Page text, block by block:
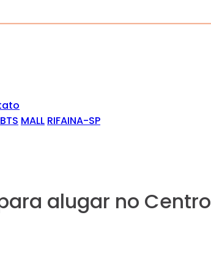
BTS MALL RIFAINA-SP
alugar no Centro